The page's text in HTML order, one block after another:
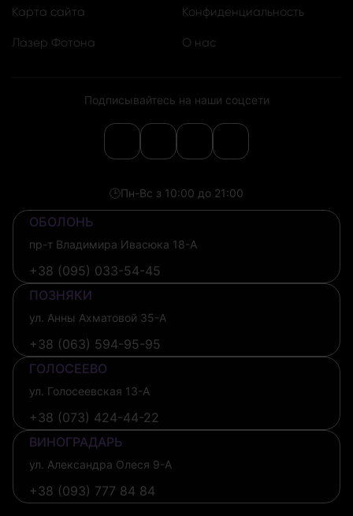
Карта сайта
Лазер Фотона
Конфиденциальность
О нас
Подписывайтесь на наши соцсети
🕒Пн-Вс з 10:00 до 21:00
ОБОЛОНЬ
пр-т Владимира Ивасюка 18-А
+38 (095) 033-54-45
ПОЗНЯКИ
ул. Анны Ахматовой 35-А
+38 (063) 594-95-95
ГОЛОСЕЕВО
ул. Голосеевская 13-А
+38 (073) 424-44-22
ВИНОГРАДАРЬ
ул. Александра Олеся 9-А
+38 (093) 777 84 84